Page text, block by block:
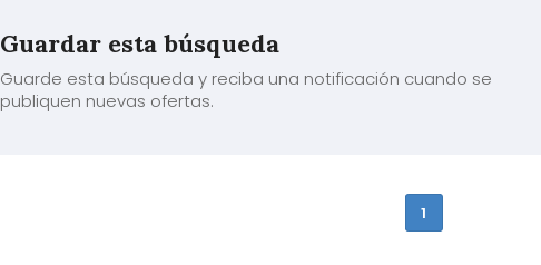
Guardar esta búsqueda
Guarde esta búsqueda y reciba una notificación cuando se
publiquen nuevas ofertas.
1